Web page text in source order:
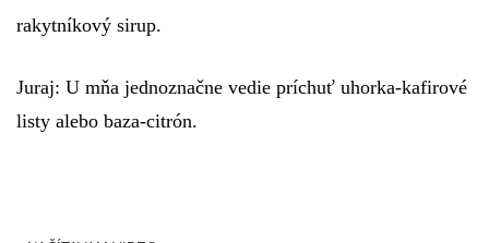
rakytníkový sirup.
Juraj: U mňa jednoznačne vedie príchuť uhorka-kafirové
listy alebo baza-citrón.